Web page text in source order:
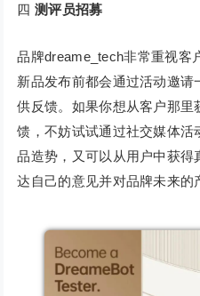
四测评员招募
品牌dreame_tech非常重视客
新品发布前都会通过活动邀
供反馈。如果你想从客户那里
馈，不妨试试通过社交媒体
品造势，又可以从用户中获
达自己的意见并对品牌未来的